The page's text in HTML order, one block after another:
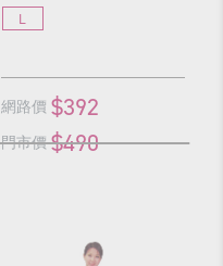
L
網路價 $392
門市價 $490